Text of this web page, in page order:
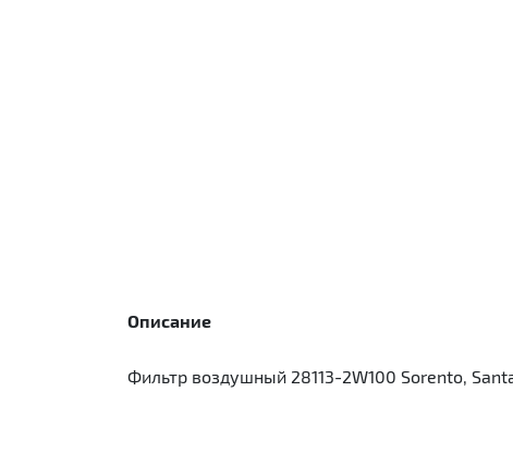
Описание
Фильтр воздушный 28113-2W100 Sorento,